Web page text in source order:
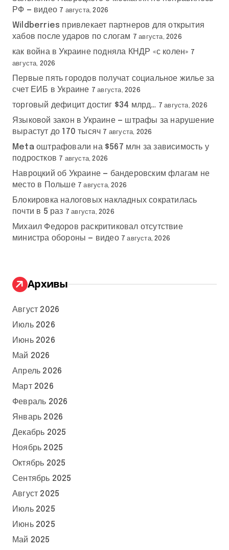
РФ — видео 7 августа, 2026
Wildberries привлекает партнеров для открытия
хабов после ударов по слогам 7 августа, 2026
как война в Украине подняла КНДР «с колен» 7
августа, 2026
Первые пять городов получат социальное жилье за
счет ЕИБ в Украине 7 августа, 2026
торговый дефицит достиг $34 млрд… 7 августа, 2026
Языковой закон в Украине — штрафы за нарушение
вырастут до 170 тысяч 7 августа, 2026
Meta оштрафовали на $567 млн за зависимость у
подростков 7 августа, 2026
Навроцкий об Украине — бандеровским флагам не
место в Польше 7 августа, 2026
Блокировка налоговых накладных сократилась
почти в 5 раз 7 августа, 2026
Михаил Федоров раскритиковал отсутствие
министра обороны — видео 7 августа, 2026
Архивы
Август 2026
Июль 2026
Июнь 2026
Май 2026
Апрель 2026
Март 2026
Февраль 2026
Январь 2026
Декабрь 2025
Ноябрь 2025
Октябрь 2025
Сентябрь 2025
Август 2025
Июль 2025
Июнь 2025
Май 2025